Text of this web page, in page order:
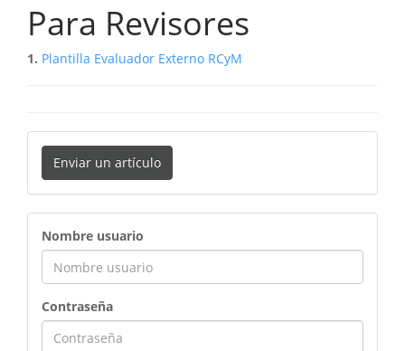
Para Revisores
1. Plantilla Evaluador Externo RCyM
Enviar un artículo
ingreso
Nombre usuario
Contraseña